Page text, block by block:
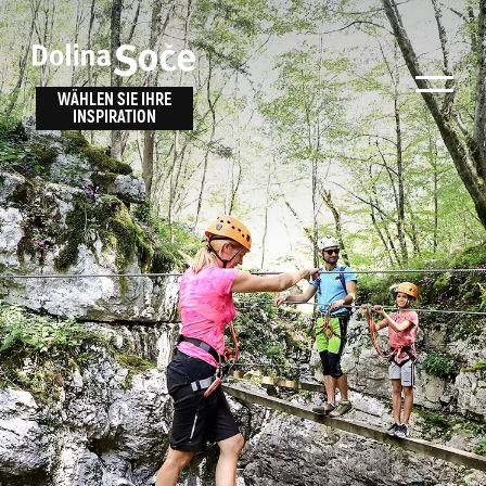
WÄHLEN SIE IHRE
INSPIRATION
Inspiration
finden
Finden Sie Aktivitäten, Attraktionen und
Unterhaltungsmöglichkeiten im Soča-Tal
oder wählen Sie aus unseren Reisetipps.
Suche...
Wählen Sie ein
Erlebnis
TOLMINER KLAMMEN JAVORCA
RIVER PASS JULIANA TRAIL
ALPE ADRIA TRAIL